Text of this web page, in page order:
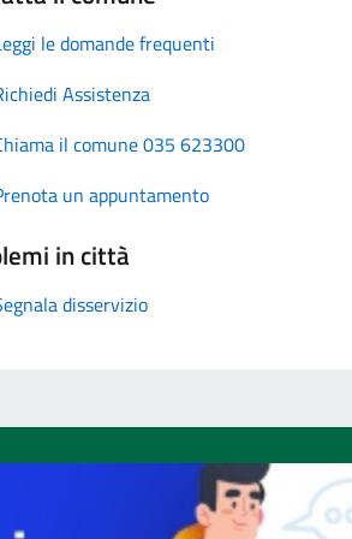
le domande frequenti
Assistenza
il comune 035 623300
un appuntamento
in città
disservizio